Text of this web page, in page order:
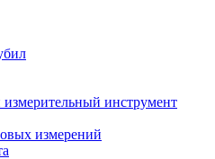
инструмент
измерений